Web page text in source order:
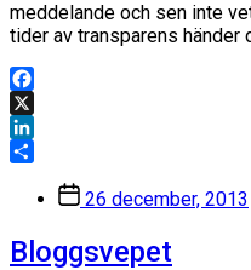
meddelande och sen inte
tider av transparens
Facebook
X
LinkedIn
Inläggsdatum
26 december, 2013
Bloggsvepet